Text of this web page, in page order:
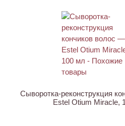
Сыворотка-реконструкция
Estel Otium Miracle,